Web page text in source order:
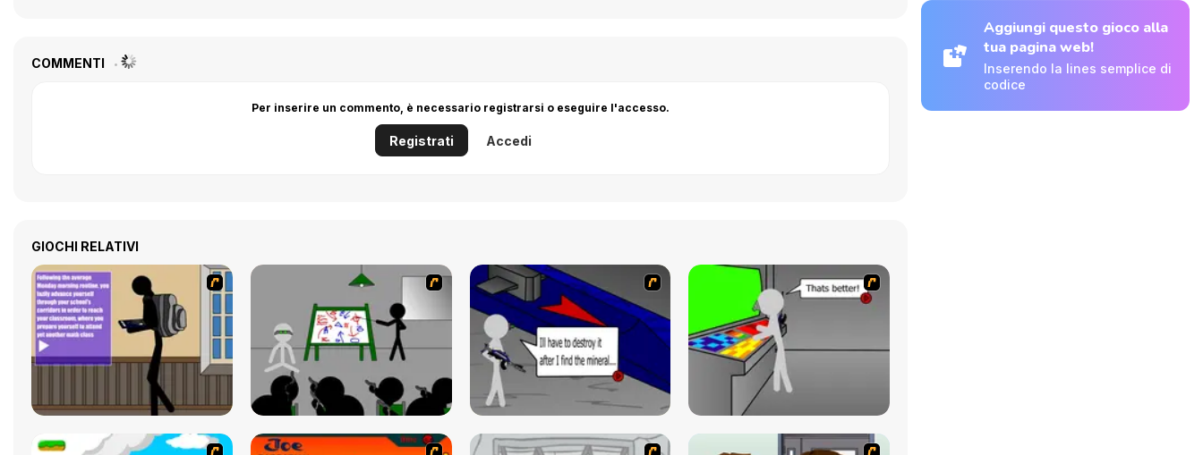
COMMENTI
Per inserire un commento, è necessario registrarsi o eseguire l'accesso.
Registrati Accedi
GIOCHI RELATIVI
Aggiungi questo gioco alla
tua pagina web!
Inserendo la lines semplice di
codice